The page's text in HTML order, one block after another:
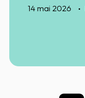
14 mai 2026